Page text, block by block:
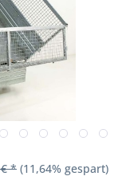
* (11,64% gespart)